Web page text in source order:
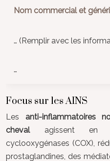
Nom commercial et
… (Remplir avec les
…
Focus sur les AINS
Les anti-inflammatoires
cheval agissent en
cyclooxygénases (COX),
prostaglandines, des